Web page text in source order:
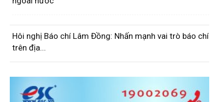
Hôi nghị Báo chí Lâm Đồng: Nhấn mạnh vai trò báo chí
trên địa...